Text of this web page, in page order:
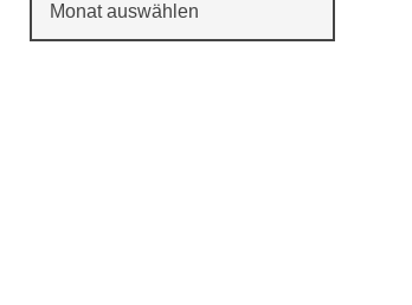
Outlook Live